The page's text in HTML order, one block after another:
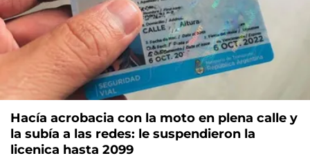
Hacía acrobacia con la moto en plena calle y
la subía a las redes: le suspendieron la
licenica hasta 2099